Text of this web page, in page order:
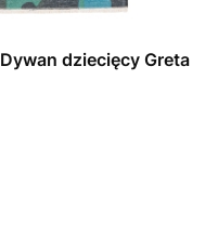
dziecięcy Greta